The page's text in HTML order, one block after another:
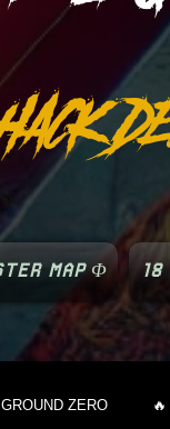
MAP Φ 18
ZERO